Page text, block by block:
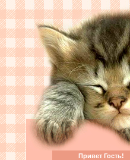
Привет Гость!